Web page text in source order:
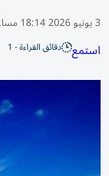
3 يونيو 2026 18:14 مساء
استمع دقائق القراءة - 1